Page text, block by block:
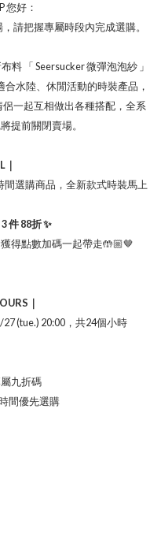
您好：
請把握專屬時段內完成選購。
「 Seersucker 微彈泡泡紗 」
水陸、休閒活動的時裝產品，
一起互相做出各種搭配，全系
提前關閉賣場。
｜
間選購商品，全新款式時裝馬上
件 88折 ✨
得點數加碼一起帶走🤲🏼🤎
｜
(tue.) 20:00，共24個小時
屬九折碼
間優先選購